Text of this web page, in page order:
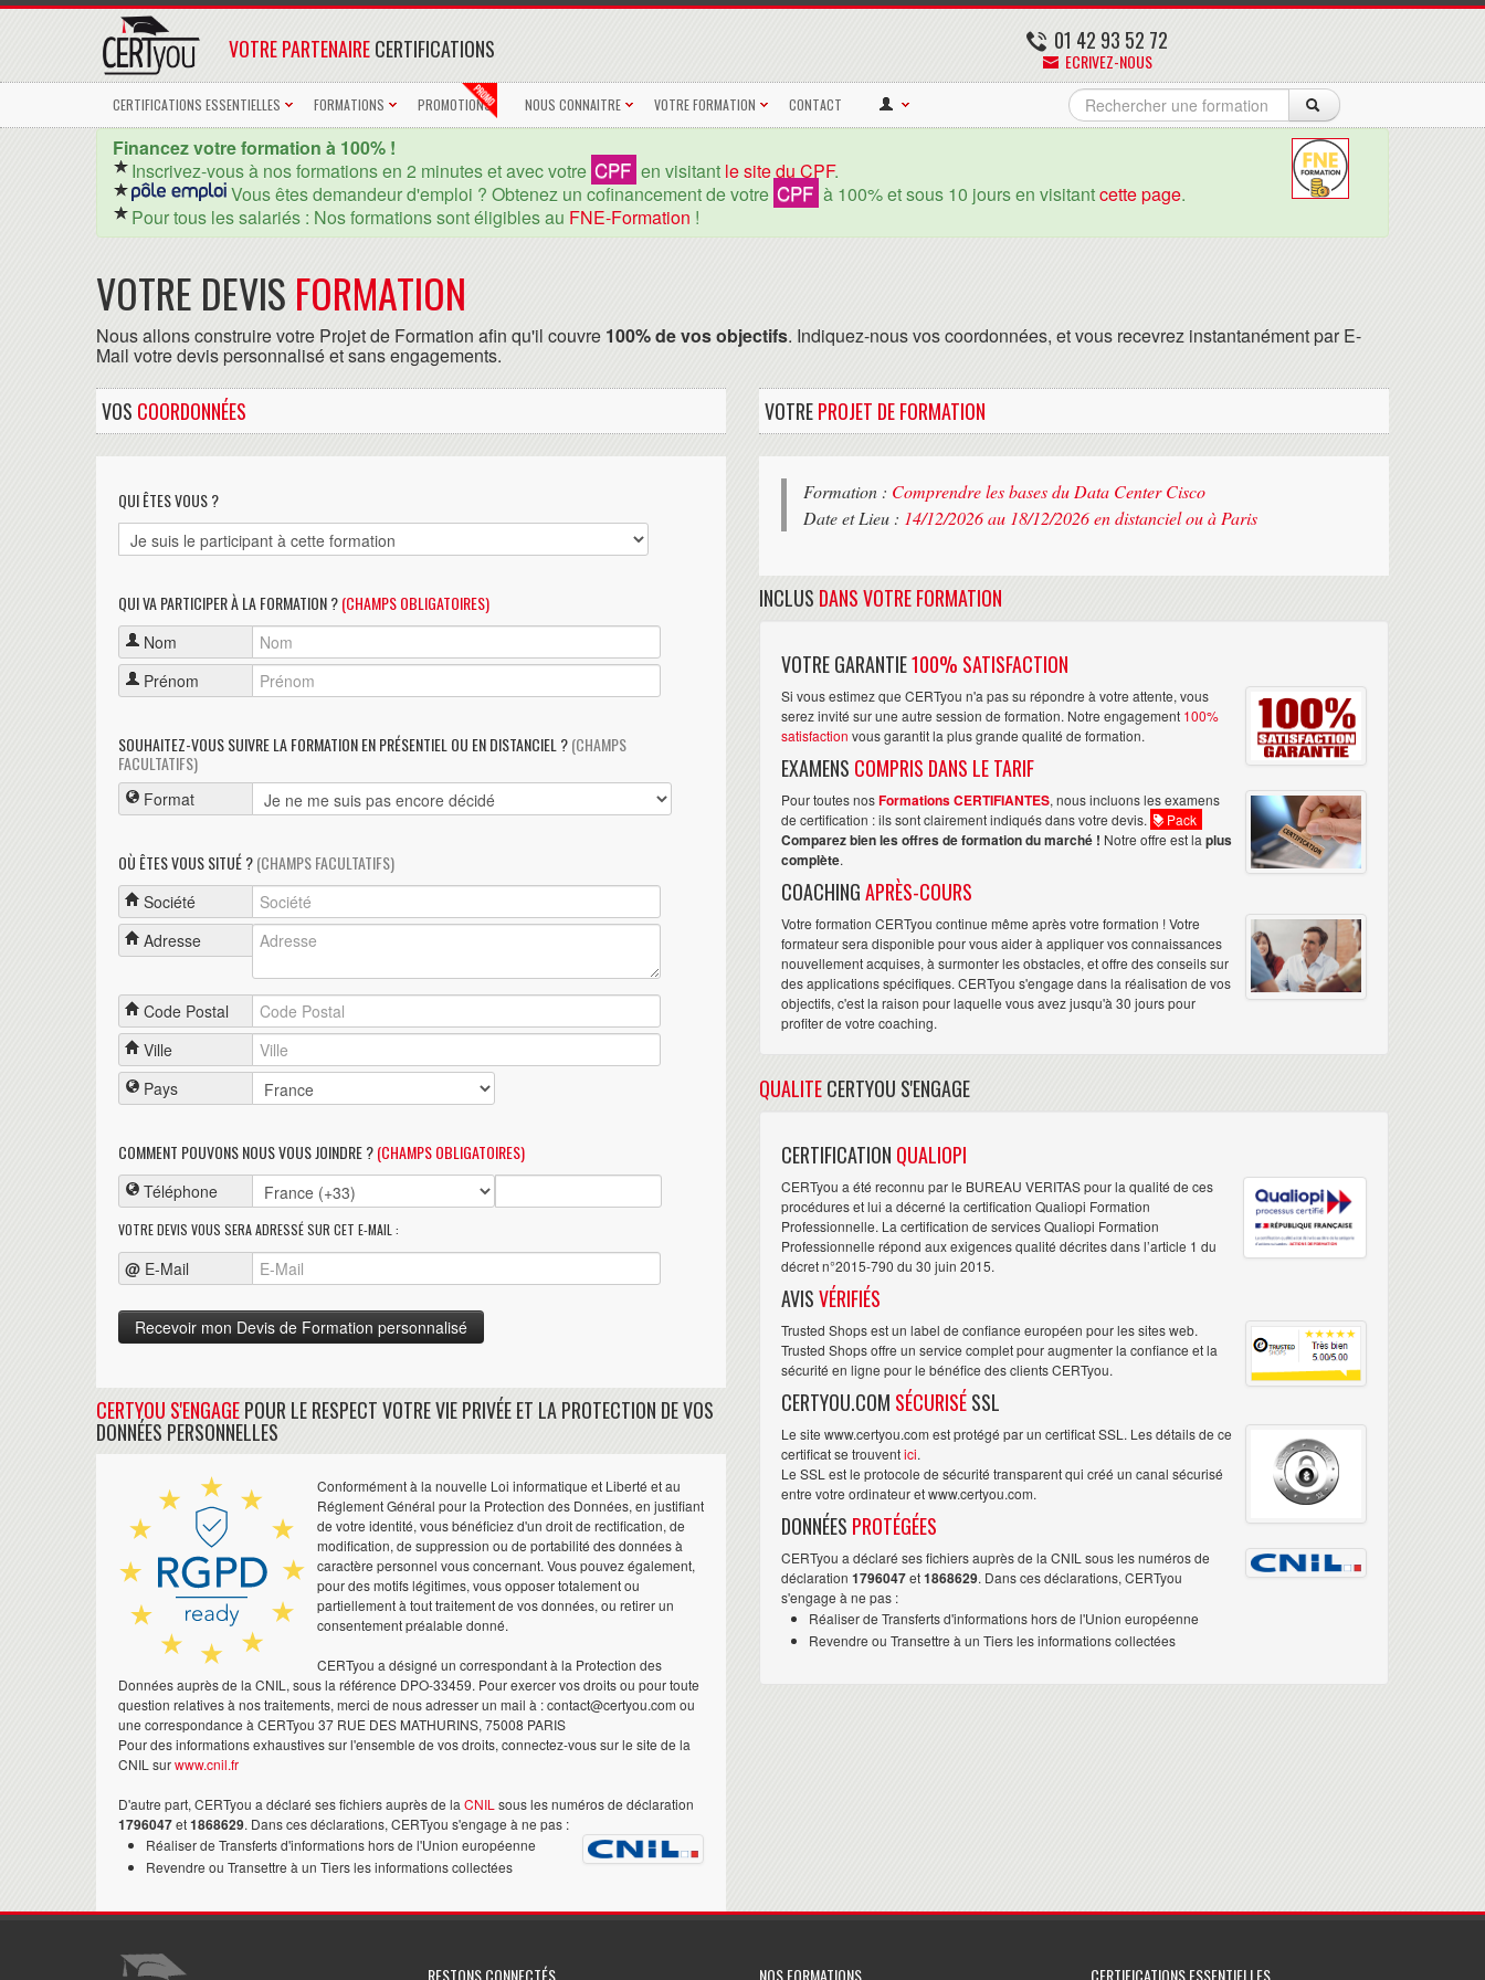
01 42 93 52 72
ECRIVEZ-NOUS
VOTRE PARTENAIRECERTIFICATIONS
CERTIFICATIONS ESSENTIELLES FORMATIONS PROMOTIONS NOUS CONNAITRE VOTRE FORMATION CONTACT
Financez votre formation à 100% !
Inscrivez-vous à nos formations en 2 minutes et avec votre CPF en visitant le site du CPF.
Vous êtes demandeur d'emploi ? Obtenez un cofinancement de votre CPF à 100% et sous 10 jours en visitantcette page.
Pour tous les salariés : Nos formations sont éligibles au FNE-Formation !
VOTRE DEVIS FORMATION
Nous allons construire votre Projet de Formation afin qu'il couvre 100% de vos objectifs. Indiquez-nous vos coordonnées, et vous recevrez instantanément par E-
Mail votre devis personnalisé et sans engagements.
VOS COORDONNÉES
QUI ÊTES VOUS ?
QUI VA PARTICIPER À LA FORMATION ?(CHAMPS OBLIGATOIRES)
Nom
Prénom
SOUHAITEZ-VOUS SUIVRE LA FORMATION EN PRÉSENTIEL OU EN DISTANCIEL ?(CHAMPS
FACULTATIFS)
Format
OÙ ÊTES VOUS SITUÉ ?(CHAMPS FACULTATIFS)
Société
Adresse
Code Postal
Ville
Pays
COMMENT POUVONS NOUS VOUS JOINDRE ?(CHAMPS OBLIGATOIRES)
Téléphone
VOTRE DEVIS VOUS SERA ADRESSÉ SUR CET E-MAIL :
@ E-Mail
CERTYOU S'ENGAGEPOUR LE RESPECT VOTRE VIE PRIVÉE ET LA PROTECTION DE VOS
DONNÉES PERSONNELLES
Conformément à la nouvelle Loi informatique et Liberté et au
Réglement Général pour la Protection des Données, en justifiant
de votre identité, vous bénéficiez d'un droit de rectification, de
modification, de suppression ou de portabilité des données à
caractère personnel vous concernant. Vous pouvez également,
pour des motifs légitimes, vous opposer totalement ou
partiellement à tout traitement de vos données, ou retirer un
consentement préalable donné.
CERTyou a désigné un correspondant à la Protection des
Données auprès de la CNIL, sous la référence DPO-33459. Pour exercer vos droits ou pour toute
question relatives à nos traitements, merci de nous adresser un mail à : contact@certyou.com ou
une correspondance à CERTyou 37 RUE DES MATHURINS, 75008 PARIS
Pour des informations exhaustives sur l'ensemble de vos droits, connectez-vous sur le site de la
CNIL surwww.cnil.fr
D'autre part, CERTyou a déclaré ses fichiers auprès de la CNIL sous les numéros de déclaration
1796047et1868629. Dans ces déclarations, CERTyou s'engage à ne pas :
Réaliser de Transferts d'informations hors de l'Union européenne
Revendre ou Transettre à un Tiers les informations collectées
VOTREPROJET DE FORMATION
Formation : Comprendre les bases du Data Center Cisco
Date et Lieu : 14/12/2026 au 18/12/2026 en distanciel ou à Paris
INCLUS DANS VOTRE FORMATION
VOTRE GARANTIE100% SATISFACTION
Si vous estimez que CERTyou n'a pas su répondre à votre attente, vous
serez invité sur une autre session de formation. Notre engagement 100%
satisfaction vous garantit la plus grande qualité de formation.
EXAMENS COMPRIS DANS LE TARIF
Pour toutes nosFormations CERTIFIANTES, nous incluons les examens
de certification : ils sont clairement indiqués dans votre devis.
Pack
Comparez bien les offres de formation du marché ! Notre offre est la plus
complète.
COACHINGAPRÈS-COURS
Votre formation CERTyou continue même après votre formation ! Votre
formateur sera disponible pour vous aider à appliquer vos connaissances
nouvellement acquises, à surmonter les obstacles, et offre des conseils sur
des applications spécifiques. CERTyou s'engage dans la réalisation de vos
objectifs, c'est la raison pour laquelle vous avez jusqu'à 30 jours pour
profiter de votre coaching.
QUALITECERTYOU S'ENGAGE
CERTIFICATION QUALIOPI
CERTyou a été reconnu par le BUREAU VERITAS pour la qualité de ces
procédures et lui a décerné la certification Qualiopi Formation
Professionnelle. La certification de services Qualiopi Formation
Professionnelle répond aux exigences qualité décrites dans l’article 1 du
décret n°2015-790 du 30 juin 2015.
AVISVÉRIFIÉS
Trusted Shops est un label de confiance européen pour les sites web.
Trusted Shops offre un service complet pour augmenter la confiance et la
sécurité en ligne pour le bénéfice des clients CERTyou.
CERTYOU.COM SÉCURISÉSSL
Le site www.certyou.com est protégé par un certificat SSL. Les détails de ce
certificat se trouventici.
Le SSL est le protocole de sécurité transparent qui créé un canal sécurisé
entre votre ordinateur et www.certyou.com.
DONNÉES PROTÉGÉES
CERTyou a déclaré ses fichiers auprès de la CNIL sous les numéros de
déclaration 1796047et1868629. Dans ces déclarations, CERTyou
s'engage à ne pas :
Réaliser de Transferts d'informations hors de l'Union européenne
Revendre ou Transettre à un Tiers les informations collectées
RESTONS CONNECTÉS NOS FORMATIONS CERTIFICATIONS ESSENTIELLES